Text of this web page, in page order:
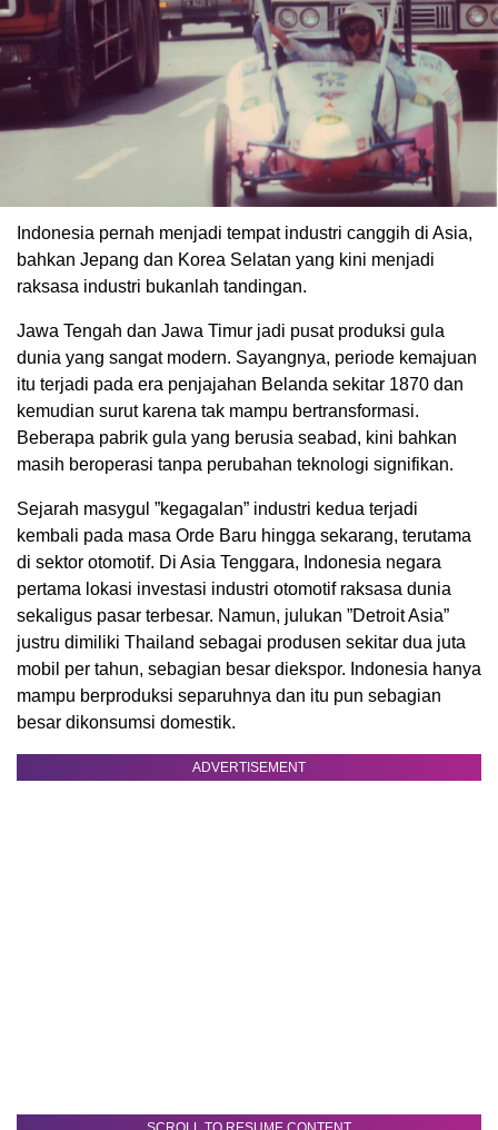
Indonesia pernah menjadi tempat industri canggih di Asia,
bahkan Jepang dan Korea Selatan yang kini menjadi
raksasa industri bukanlah tandingan.
Jawa Tengah dan Jawa Timur jadi pusat produksi gula
dunia yang sangat modern. Sayangnya, periode kemajuan
itu terjadi pada era penjajahan Belanda sekitar 1870 dan
kemudian surut karena tak mampu bertransformasi.
Beberapa pabrik gula yang berusia seabad, kini bahkan
masih beroperasi tanpa perubahan teknologi signifikan.
Sejarah masygul ”kegagalan” industri kedua terjadi
kembali pada masa Orde Baru hingga sekarang, terutama
di sektor otomotif. Di Asia Tenggara, Indonesia negara
pertama lokasi investasi industri otomotif raksasa dunia
sekaligus pasar terbesar. Namun, julukan ”Detroit Asia”
justru dimiliki Thailand sebagai produsen sekitar dua juta
mobil per tahun, sebagian besar diekspor. Indonesia hanya
mampu berproduksi separuhnya dan itu pun sebagian
besar dikonsumsi domestik.
ADVERTISEMENT